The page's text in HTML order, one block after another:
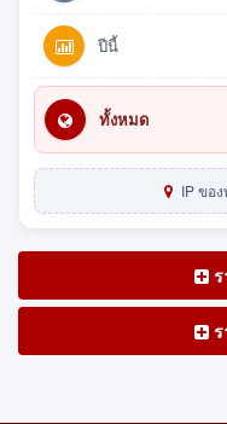
ปีนี้
ทั้งหมด
IP ขอ